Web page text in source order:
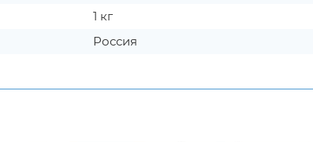
1 кг
Россия